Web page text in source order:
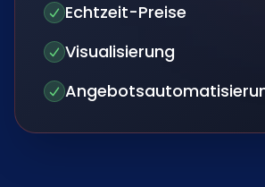
Echtzeit-Preise
Visualisierung